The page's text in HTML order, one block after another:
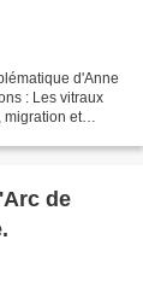
d'Anne
: Les vitraux
migration et
de